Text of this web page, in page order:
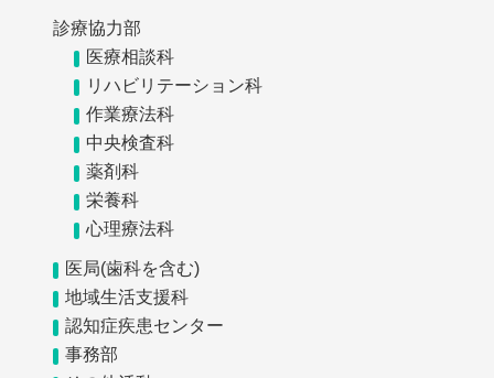
診療協力部
医療相談科
リハビリテーション科
作業療法科
中央検査科
薬剤科
栄養科
心理療法科
医局(歯科を含む)
地域生活支援科
認知症疾患センター
事務部